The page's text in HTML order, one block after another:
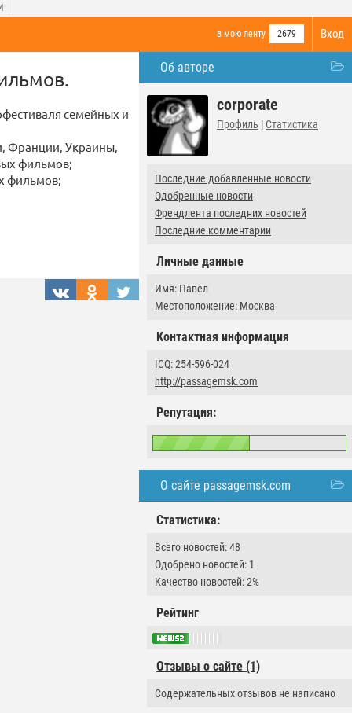
Вход
в мою ленту 2679
Об авторе
corporate
Профиль | Статистика
Последние добавленные новости
Одобренные новости
Френдлента последних новостей
Последние комментарии
Личные данные
Имя: Павел
Местоположение: Москва
Контактная информация
ICQ:254-596-024
http://passagemsk.com
Репутация:
О сайте passagemsk.com
Статистика:
Всего новостей: 48
Одобрено новостей: 1
Качество новостей: 2%
Рейтинг
Отзывы о сайте (1)
Содержательных отзывов не написано
семейных и
Франции, Украины,
фильмов;
фильмов;